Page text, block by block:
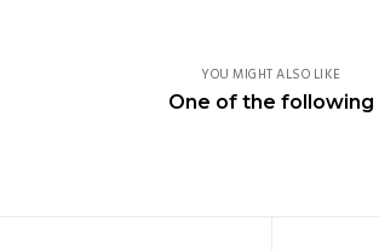
YOU MIGHT ALSO LIKE
One of the following